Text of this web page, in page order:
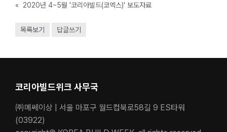
« 2020년 4~5월 '코리아빌드(코엑스)' 보도자료
목록보기 답글쓰기
코리아빌드위크 사무국
㈜메쎄이상 | 서울 마포구 월드컵북로58길 9 ES타워
(03922)